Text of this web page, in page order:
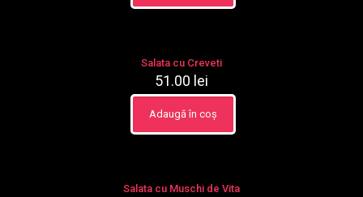
Salata cu Creveti
51.00 lei
Adaugă în coș
Salata cu Muschi de Vita